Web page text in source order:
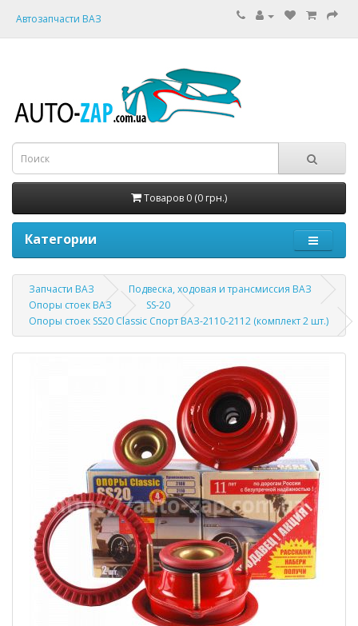
Автозапчасти ВАЗ
Товаров 0 (0 грн.)
Категории
Запчасти ВАЗ
Подвеска, ходовая и трансмиссия ВАЗ
Опоры стоек ВАЗ
SS-20
Опоры стоек SS20 Classic Спорт ВАЗ-2110-2112 (комплект 2 шт.)